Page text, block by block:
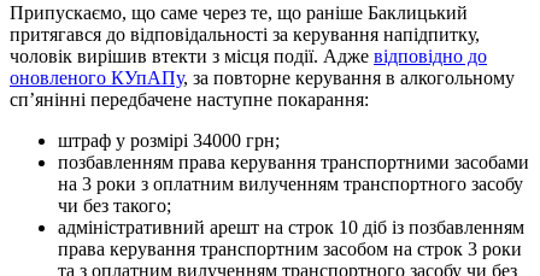
Припускаємо, що саме через те, що раніше Баклицький
притягався до відповідальності за керування напідпитку,
чоловік вирішив втекти з місця події. Адже відповідно до
оновленого КУпАПу, за повторне керування в алкогольному
сп’янінні передбачене наступне покарання:
штраф у розмірі 34000 грн;
позбавленням права керування транспортними засобами
на 3 роки з оплатним вилученням транспортного засобу
чи без такого;
адміністративний арешт на строк 10 діб із позбавленням
права керування транспортним засобом на строк 3 роки
та з оплатним вилученням транспортного засобу чи без